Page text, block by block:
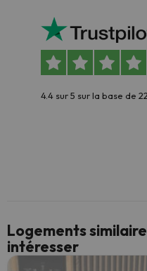
4.4 sur 5 sur la base de
Logements
intéresser